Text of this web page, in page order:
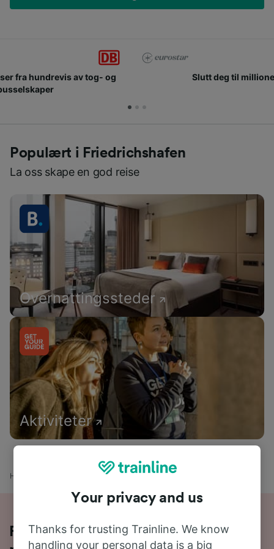
Slutt deg til millioner av mennesker som bruker oss
Populært i Friedrichshafen
La oss skape en god reise
Overnattingssteder
Aktiviteter
Hjem München til Friedrichshafen
Reis fra München til Friedrichshafen
Your privacy and us
Thanks for trusting Trainline. We know
handling your personal data is a big